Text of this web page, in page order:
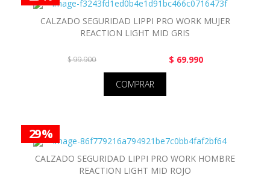
CALZADO SEGURIDAD LIPPI PRO WORK MUJER
REACTION LIGHT MID GRIS
$ 99.900 $ 69.990
COMPRAR
29 %
CALZADO SEGURIDAD LIPPI PRO WORK HOMBRE
REACTION LIGHT MID ROJO